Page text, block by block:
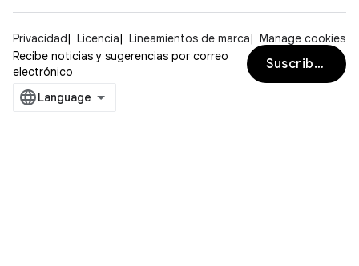
Privacidad Licencia Lineamientos de marca
Manage cookies
Recibe noticias y sugerencias por correo
electrónico
Suscribirse